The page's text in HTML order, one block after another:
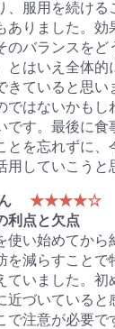
、服用を続ける
ありました。効
のバランスをど
とはいえ全体的
きていると思い
ではないかもし
です。最後に食
とを忘れずに、
用していこうと
★★★★☆
利点と欠点
使い始めてから
を減らすことで
ていました。初
近づいていると
で注意が必要で